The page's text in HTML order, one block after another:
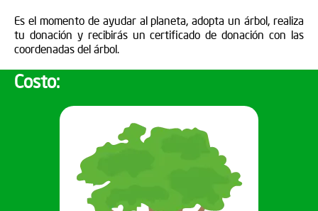
Es el momento de ayudar al planeta, adopta un árbol, realiza
tu donación y recibirás un certificado de donación con las
coordenadas del árbol.
Costo: